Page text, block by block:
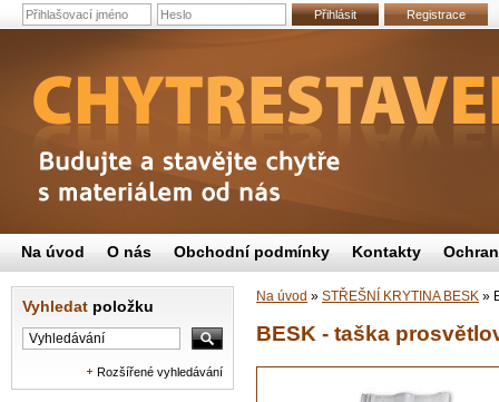
Přihlásit Registrace
Vyhledat položku
Rozšířené vyhledávání
Na úvod » STŘEŠNÍ KRYTINA BESK »
BESK - taška
Na úvod O nás Obchodní podmínky Kontakty